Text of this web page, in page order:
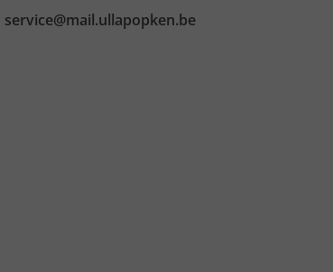
service@mail.ullapopken.be